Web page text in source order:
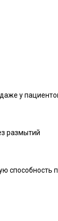
у
размытий
способность